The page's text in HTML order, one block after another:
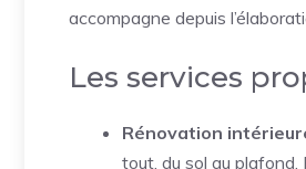
accompagne depuis
Les services
Rénovation
tout, du sol au plafond.